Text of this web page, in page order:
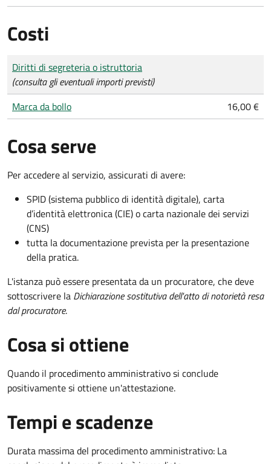
Costi
Tipo di pagamento
Importo
Diritti di segreteria o istruttoria
(consulta gli eventuali importi previsti)
Marca da bollo
16,00 €
Cosa serve
Per accedere al servizio, assicurati di avere:
SPID (sistema pubblico di identità digitale), carta
d’identità elettronica (CIE) o carta nazionale dei servizi
(CNS)
tutta la documentazione prevista per la presentazione
della pratica.
L'istanza può essere presentata da un procuratore, che deve
sottoscrivere la Dichiarazione sostitutiva dell'atto di notorietà resa
dal procuratore.
Cosa si ottiene
Quando il procedimento amministrativo si conclude
positivamente si ottiene un'attestazione.
Tempi e scadenze
Durata massima del procedimento amministrativo: La